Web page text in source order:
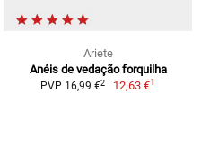
Ariete
Anéis de vedação forquilha
PVP 16,99 €2 12,63 €1